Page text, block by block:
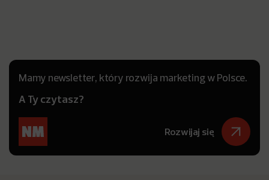
Mamy newsletter, który rozwija marketing w Polsce.
A Ty czytasz?
Rozwijaj się